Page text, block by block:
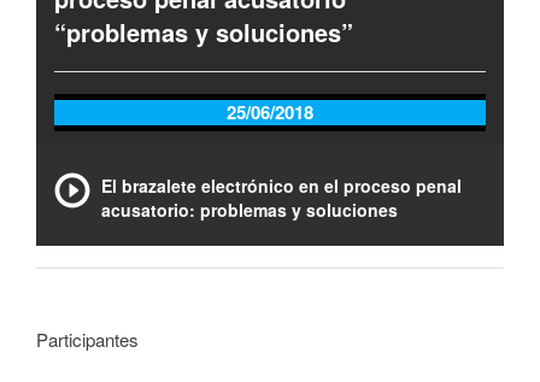
“problemas y soluciones”
25/06/2018
El brazalete electrónico en el proceso penal
acusatorio: problemas y soluciones
Participantes